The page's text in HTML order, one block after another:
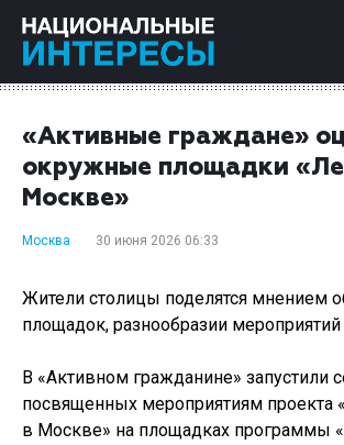
«Активные граждане»
окружные площадки
Москве»
Москва 30 июня 2026 06:33
Жители столицы поделятся мнением
площадок, разнообразии мероприятий
В «Активном гражданине» запустили
посвященных мероприятиям проекта
в Москве» на площадках программы